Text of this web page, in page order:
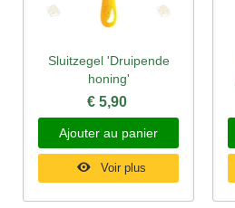
Sluitzegel 'Druipende
honing'
€ 5,90
Ajouter au panier
Voir plus